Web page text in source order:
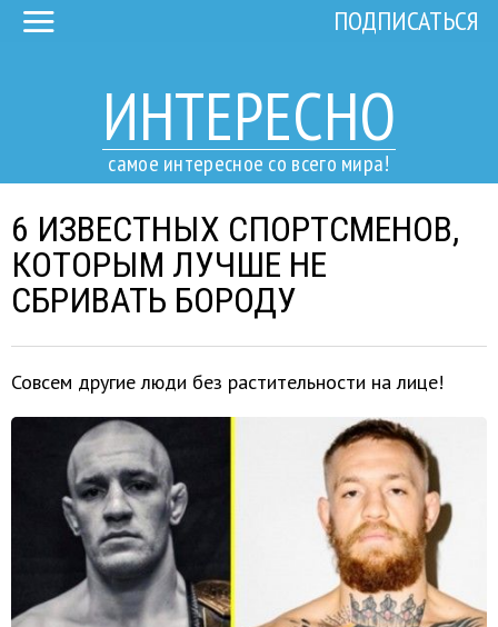
ИНТЕРЕСНО
самое интересное со всего мира!
ПОДПИСАТЬСЯ
6 ИЗВЕСТНЫХ СПОРТСМЕНОВ,
КОТОРЫМ ЛУЧШЕ НЕ
СБРИВАТЬ БОРОДУ
Совсем другие люди без растительности на лице!